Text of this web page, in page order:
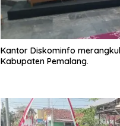
Kantor Diskominfo
Kabupaten Pemalang.